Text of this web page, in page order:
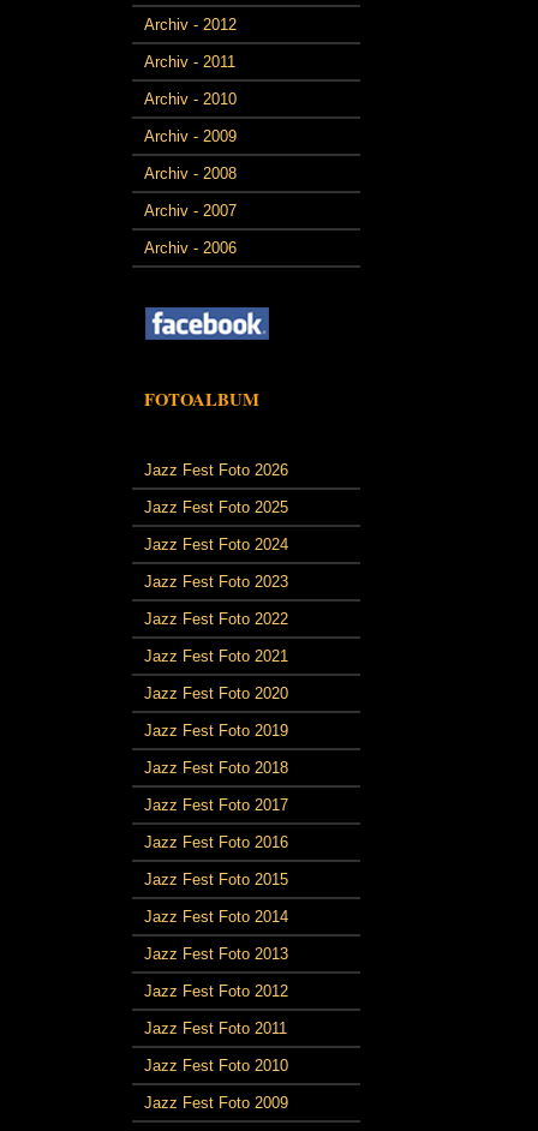
Archiv - 2012
Archiv - 2011
Archiv - 2010
Archiv - 2009
Archiv - 2008
Archiv - 2007
Archiv - 2006
FOTOALBUM
Jazz Fest Foto 2026
Jazz Fest Foto 2025
Jazz Fest Foto 2024
Jazz Fest Foto 2023
Jazz Fest Foto 2022
Jazz Fest Foto 2021
Jazz Fest Foto 2020
Jazz Fest Foto 2019
Jazz Fest Foto 2018
Jazz Fest Foto 2017
Jazz Fest Foto 2016
Jazz Fest Foto 2015
Jazz Fest Foto 2014
Jazz Fest Foto 2013
Jazz Fest Foto 2012
Jazz Fest Foto 2011
Jazz Fest Foto 2010
Jazz Fest Foto 2009